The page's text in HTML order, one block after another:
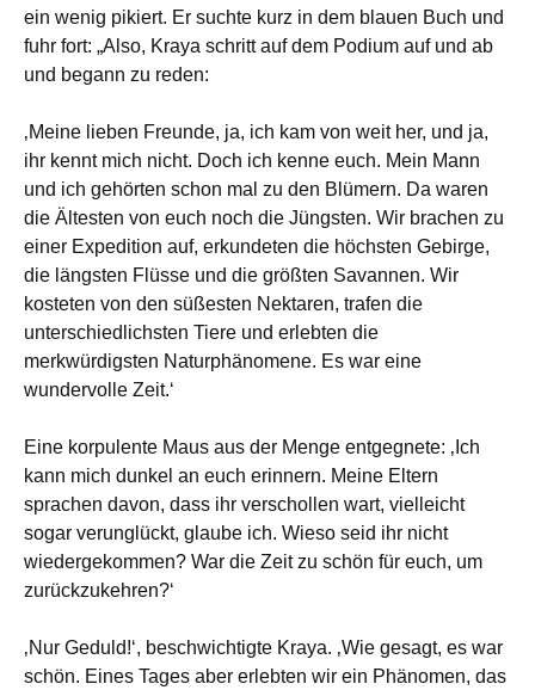
ein wenig pikiert. Er suchte kurz in dem blauen Buch und
fuhr fort: „Also, Kraya schritt auf dem Podium auf und ab
und begann zu reden:
‚Meine lieben Freunde, ja, ich kam von weit her, und ja,
ihr kennt mich nicht. Doch ich kenne euch. Mein Mann
und ich gehörten schon mal zu den Blümern. Da waren
die Ältesten von euch noch die Jüngsten. Wir brachen zu
einer Expedition auf, erkundeten die höchsten Gebirge,
die längsten Flüsse und die größten Savannen. Wir
kosteten von den süßesten Nektaren, trafen die
unterschiedlichsten Tiere und erlebten die
merkwürdigsten Naturphänomene. Es war eine
wundervolle Zeit.‘
Eine korpulente Maus aus der Menge entgegnete: ‚Ich
kann mich dunkel an euch erinnern. Meine Eltern
sprachen davon, dass ihr verschollen wart, vielleicht
sogar verunglückt, glaube ich. Wieso seid ihr nicht
wiedergekommen? War die Zeit zu schön für euch, um
zurückzukehren?‘
‚Nur Geduld!‘, beschwichtigte Kraya. ‚Wie gesagt, es war
schön. Eines Tages aber erlebten wir ein Phänomen, das